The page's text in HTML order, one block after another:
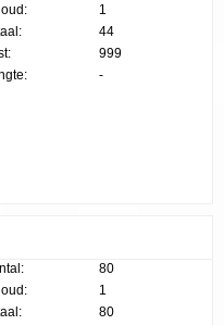
1
44
999
-
80
1
80